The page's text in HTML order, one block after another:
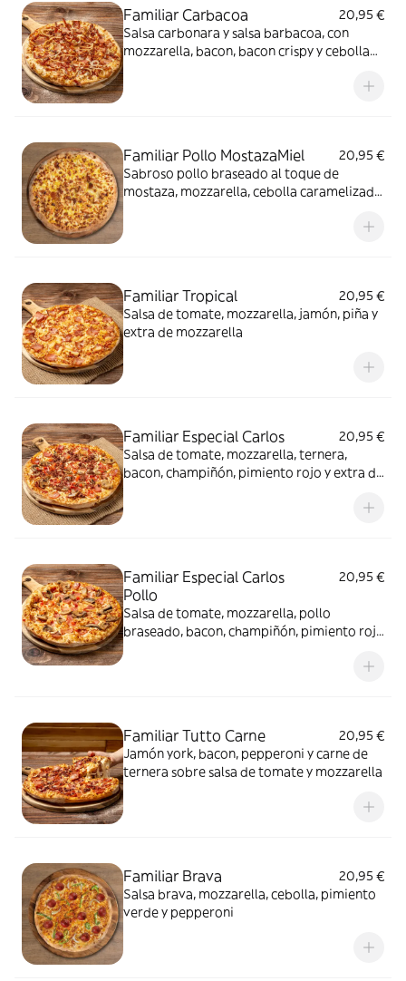
Familiar Carbacoa
20,95 €
Salsa carbonara y salsa barbacoa, con
mozzarella, bacon, bacon crispy y cebolla
Familiar Pollo MostazaMiel
20,95 €
Sabroso pollo braseado al toque de
mostaza, mozzarella, cebolla caramelizada
Familiar Tropical
20,95 €
Salsa de tomate, mozzarella, jamón, piña y
extra de mozzarella
Familiar Especial Carlos
20,95 €
Salsa de tomate, mozzarella, ternera,
bacon, champiñón, pimiento rojo y extra de
Familiar Especial Carlos
Pollo
20,95 €
Salsa de tomate, mozzarella, pollo
braseado, bacon, champiñón, pimiento rojo
Familiar Tutto Carne
20,95 €
Jamón york, bacon, pepperoni y carne de
ternera sobre salsa de tomate y mozzarella
Familiar Brava
20,95 €
Salsa brava, mozzarella, cebolla, pimiento
verde y pepperoni